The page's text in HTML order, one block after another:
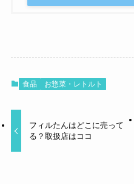
食品 お惣菜・レトルト
フィルたんはどこに売って
る？取扱店はココ